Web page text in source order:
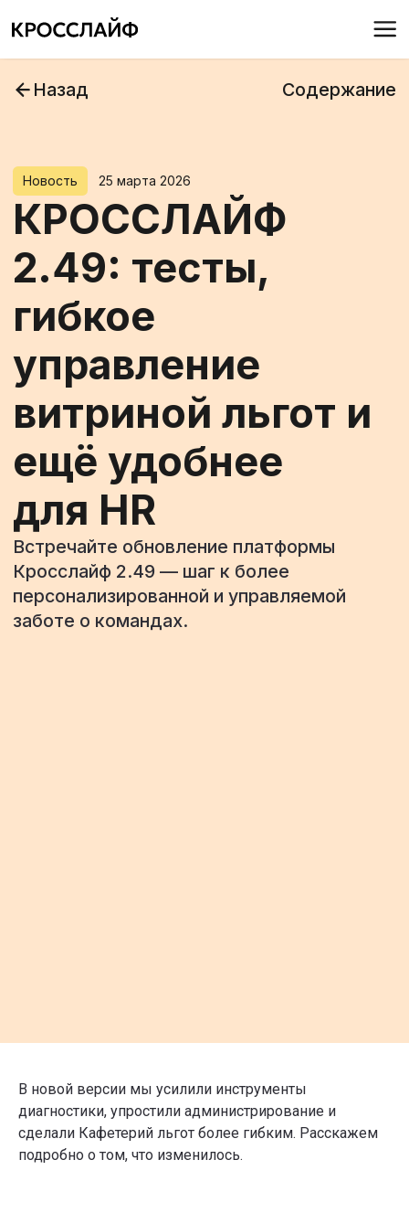
Назад Содержание
КРОССЛАЙФ
2.49: тесты,
гибкое
управление
витриной льгот и
ещё удобнее
для HR
Встречайте обновление платформы
Кросслайф 2.49 — шаг к более
персонализированной и управляемой
заботе о командах.
В новой версии мы усилили инструменты
диагностики, упростили администрирование и
сделали Кафетерий льгот более гибким. Расскажем
подробно о том, что изменилось.